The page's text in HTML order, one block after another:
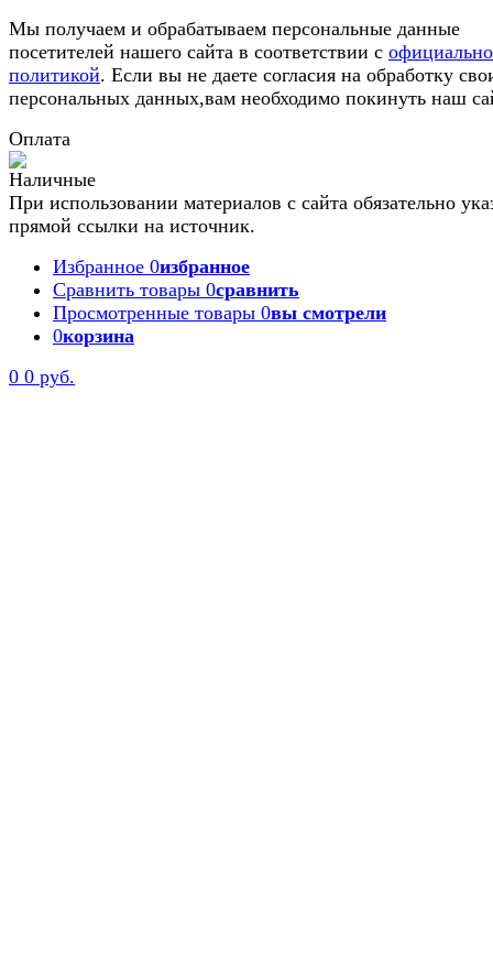
Мы получаем и обрабатываем персональные данные
посетителей нашего сайта в соответствии с
политикой. Если вы не даете согласия на обработку
персональных данных,вам необходимо покинуть наш
Оплата
При использовании материалов с сайта обязательно
прямой ссылки на источник.
Избранное 0избранное
Сравнить товары 0сравнить
Просмотренные товары 0вы смотрели
0корзина
0 0 руб.